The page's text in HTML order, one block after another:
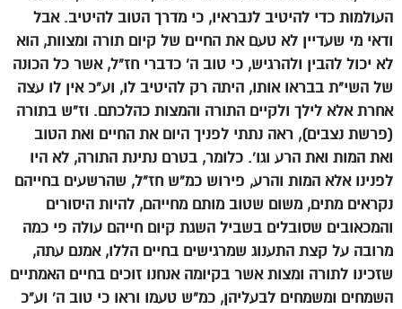
העולמות כדי להיטיב לנבראיו, כי מדרך הטוב להיטיב. אבל
ודאי מי שעדיין לא טעם את החיים של קיום תורה ומצוות, הוא
לא יכול להבין ולהרגיש, כי טוב ה’ כדברי חז”ל, אשר כל הכונה
של השי”ת בבראו אותו, היתה רק להיטיב לו, וע”כ אין לו עצה
אחרת אלא לילך ולקיים התורה והמצות כהלכתם. וז”ש בתורה
(פרשת נצבים), ראה נתתי לפניך היום את החיים ואת הטוב
ואת המות ואת הרע וגו’. כלומר, בטרם נתינת התורה, לא היו
לפנינו אלא המות והרע, פירוש כמ”ש חז”ל, שהרשעים בחייהם
נקראים מתים, משום שטוב מותם מחייהם, להיות היסורים
והמכאובים שסובלים בשביל השגת קיום חייהם עולה פי כמה
מרובה על קצת התענוג שמרגישים בחיים הללו, אמנם עתה,
שזכינו לתורה ומצות אשר בקיומה אנחנו זוכים בחיים האמתיים
השמחים ומשמחים לבעליהן, כמ”ש טעמו וראו כי טוב ה’ וע”כ